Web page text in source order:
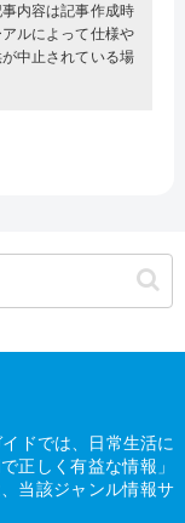
内容は記事作成時
ルによって仕様や
中止されている場
ドでは、日常生活に
正しく有益な情報」
当該ジャンル情報サ